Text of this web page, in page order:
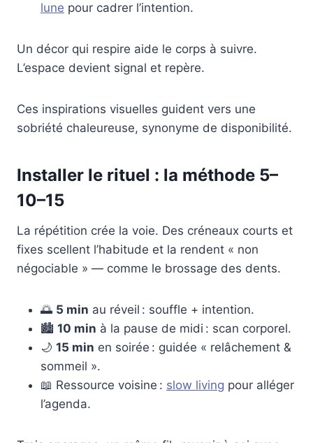
lune pour cadrer l’intention.
Un décor qui respire aide le corps à suivre.
L’espace devient signal et repère.
Ces inspirations visuelles guident vers une
sobriété chaleureuse, synonyme de disponibilité.
Installer le rituel : la méthode 5–
10–15
La répétition crée la voie. Des créneaux courts et
fixes scellent l’habitude et la rendent « non
négociable » — comme le brossage des dents.
🌅 5 min au réveil : souffle + intention.
🏙️ 10 min à la pause de midi : scan corporel.
🌙 15 min en soirée : guidée « relâchement &
sommeil ».
📖 Ressource voisine : slow living pour alléger
l’agenda.